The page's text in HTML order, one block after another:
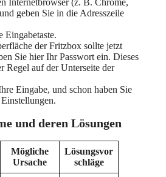
Internetbrowser (z. B. Chrome,
geben Sie in die Adresszeile
Eingabetaste.
der Fritzbox sollte jetzt
Sie hier Ihr Passwort ein. Dieses
Regel auf der Unterseite der
Eingabe, und schon haben Sie
und deren Lösungen
Mögliche
Ursache
Lösungsvor
schläge